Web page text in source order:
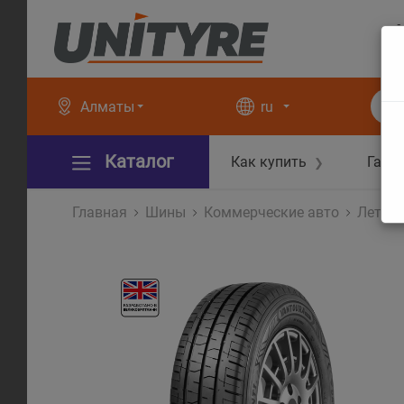
Алматы ru
Каталог Как купить ❯
Главная Шины Коммерческие авто Летние